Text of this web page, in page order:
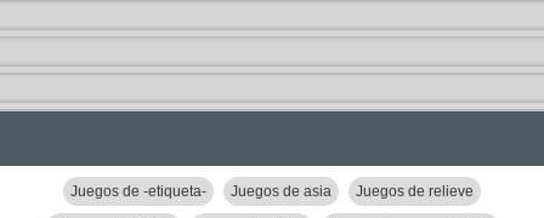
Juegos de -etiqueta- Juegos de asia Juegos de relieve